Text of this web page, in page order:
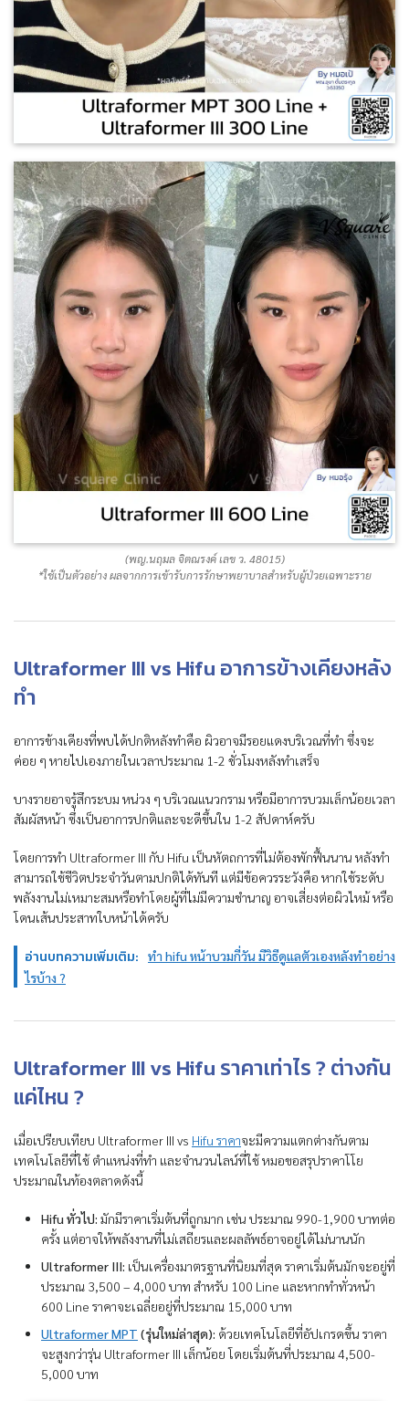
(พญ.นฤมล จิตณรงค์ เลข ว. 48015)
*ใช้เป็นตัวอย่าง ผลจากการเข้ารับการรักษาพยาบาลสำหรับผู้ป่วยเฉพาะราย
Ultraformer III vs Hifu อาการข้างเคียงหลัง
ทำ
อาการข้างเคียงที่พบได้ปกติหลังทำคือ ผิวอาจมีรอยแดงบริเวณที่ทำ ซึ่งจะ
ค่อย ๆ หายไปเองภายในเวลาประมาณ 1-2 ชั่วโมงหลังทำเสร็จ
บางรายอาจรู้สึกระบม หน่วง ๆ บริเวณแนวกราม หรือมีอาการบวมเล็กน้อยเวลา
สัมผัสหน้า ซึ่งเป็นอาการปกติและจะดีขึ้นใน 1-2 สัปดาห์ครับ
โดยการทำ Ultraformer III กับ Hifu เป็นหัตถการที่ไม่ต้องพักฟื้นนาน หลังทำ
สามารถใช้ชีวิตประจำวันตามปกติได้ทันที แต่มีข้อควรระวังคือ หากใช้ระดับ
พลังงานไม่เหมาะสมหรือทำโดยผู้ที่ไม่มีความชำนาญ อาจเสี่ยงต่อผิวไหม้ หรือ
โดนเส้นประสาทใบหน้าได้ครับ
อ่านบทความเพิ่มเติม:
ทํา hifu หน้าบวมกี่วัน มีวิธีดูแลตัวเองหลังทำอย่าง
ไรบ้าง ?
Ultraformer III vs Hifu ราคาเท่าไร ? ต่างกัน
แค่ไหน ?
เมื่อเปรียบเทียบ Ultraformer III vs Hifu ราคาจะมีความแตกต่างกันตาม
เทคโนโลยีที่ใช้ ตำแหน่งที่ทำ และจำนวนไลน์ที่ใช้ หมอขอสรุปราคาโโย
ประมาณในท้องตลาดดังนี้
Hifu ทั่วไป: มักมีราคาเริ่มต้นที่ถูกมาก เช่น ประมาณ 990-1,900 บาทต่อ
ครั้ง แต่อาจให้พลังงานที่ไม่เสถียรและผลลัพธ์อาจอยู่ได้ไม่นานนัก
Ultraformer III: เป็นเครื่องมาตรฐานที่นิยมที่สุด ราคาเริ่มต้นมักจะอยู่ที่
ประมาณ 3,500 – 4,000 บาท สำหรับ 100 Line และหากทำทั่วหน้า
600 Line ราคาจะเฉลี่ยอยู่ที่ประมาณ 15,000 บาท
Ultraformer MPT (รุ่นใหม่ล่าสุด): ด้วยเทคโนโลยีที่อัปเกรดขึ้น ราคา
จะสูงกว่ารุ่น Ultraformer III เล็กน้อย โดยเริ่มต้นที่ประมาณ 4,500-
5,000 บาท